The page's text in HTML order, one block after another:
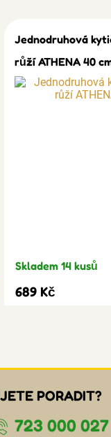
Jednodruhová
růží ATHENA 40
Skladem 14 kusů
689 Kč
PORADIT?
723 000 027